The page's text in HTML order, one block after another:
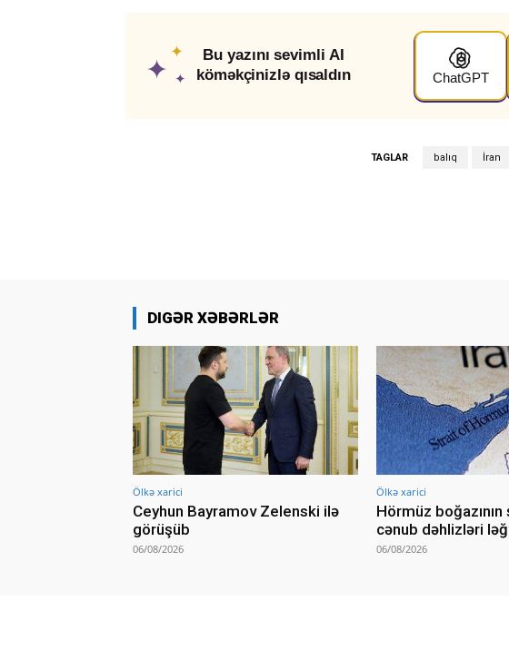
✦
✦
✦
Bu yazını sevimli AI
köməkçinizlə qısaldın
ChatGPT
TAGLAR balıq İran
DIGƏR XƏBƏRLƏR
Ölkə xarici
Ceyhun Bayramov Zelenski ilə
görüşüb
06/08/2026
Ölkə xarici
Hörmüz
cənub dəhlizləri
06/08/2026